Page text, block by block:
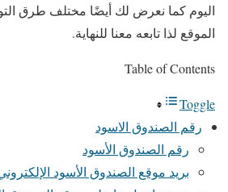
اليوم كما نعرض لك أيضًا مختلف طرق
الموقع لذا تابعه معنا للنهاية.
Table of Contents
Toggle
رقم الصندوق الاسود
رقم الصندوق الأسود
بريد موقع الصندوق الأسود